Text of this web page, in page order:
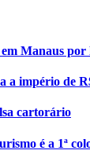
Manaus
a império de
cartorário
é a 1ª